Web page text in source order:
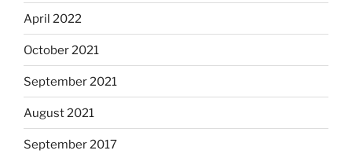
April 2022
October 2021
September 2021
August 2021
September 2017